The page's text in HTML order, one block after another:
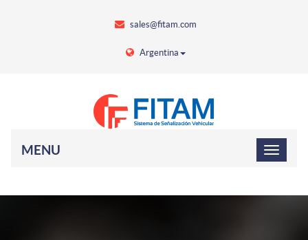
sales@fitam.com
Argentina
MENU